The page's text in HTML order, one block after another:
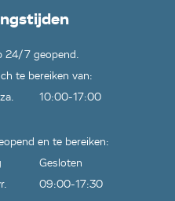
24/7 geopend.
te bereiken van:
10:00-17:00
en te bereiken:
Gesloten
09:00-17:30